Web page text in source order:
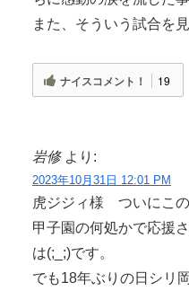
また、そういう試合を
ナイスコメント！ 19
岩修 より:
2023年10月31日 12:01 PM
虎ジジィ様 ついにこ
甲子園の何処かで応援
は(;_;)です。
でも18年ぶりの日シリ